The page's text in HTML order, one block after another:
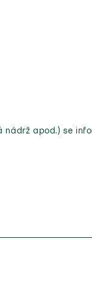
nádrž apod.) se